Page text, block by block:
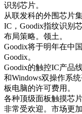
识别芯片。
从联发科的外围芯片
IC，Goodix指纹识别
布局策略。领土。
Goodix将于明年在中
Goodix。
Goodix的触控IC产品
和Windows双操作系
板电脑的许可费用。
各种顶级面板触摸芯
非常受欢迎。市场更